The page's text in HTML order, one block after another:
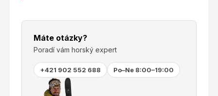
Máte otázky?
Poradí vám horský expert
+421 902 552 688 Po–Ne 8:00–19:00